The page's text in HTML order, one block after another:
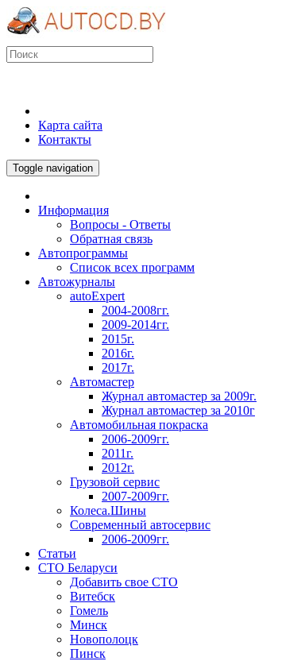
Карта сайта
Контакты
Toggle navigation
Информация
Вопросы - Ответы
Обратная связь
Автопрограммы
Список всех программ
Автожурналы
autoExpert
2004-2008гг.
2009-2014гг.
2015г.
2016г.
2017г.
Автомастер
Журнал автомастер за 2009г.
Журнал автомастер за 2010г
Автомобильная покраска
2006-2009гг.
2011г.
2012г.
Грузовой сервис
2007-2009гг.
Колеса.Шины
Современный автосервис
2006-2009гг.
Статьи
СТО Беларуси
Добавить свое СТО
Витебск
Гомель
Минск
Новополоцк
Пинск